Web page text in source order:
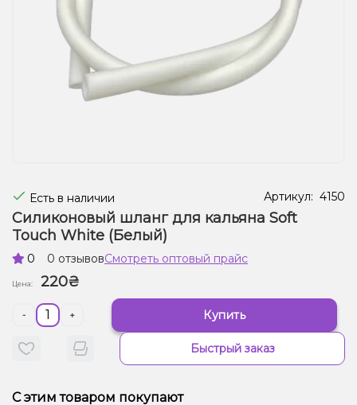
Жидкости для электронных сигарет
Подарочные наборы
Есть в наличии Артикул: 4150
Силиконовый шланг для кальяна Soft
Touch White (Белый)
0 0 отзывовСмотреть оптовый прайс
Цена: 220₴
- + Купить
Быстрый заказ
С этим товаром покупают